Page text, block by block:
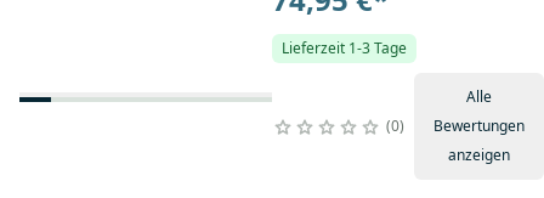
Lieferzeit 1-3 Tage
0
Alle
Bewertungen
anzeigen